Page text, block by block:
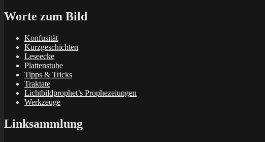
Worte zum Bild
Konfusität
Kurzgeschichten
Leseecke
Plattenstube
Tipps & Tricks
Traktate
Lichtbildprophet’s Prophezeiungen
Werkzeuge
Linksammlung